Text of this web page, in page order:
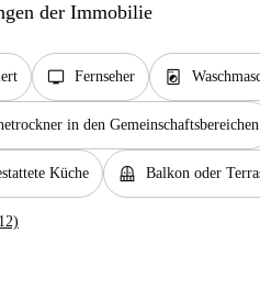
der Immobilie
tv Fernseher local_laundry_service
in den Gemeinschaftsbereichen
Küche balcony Balkon oder